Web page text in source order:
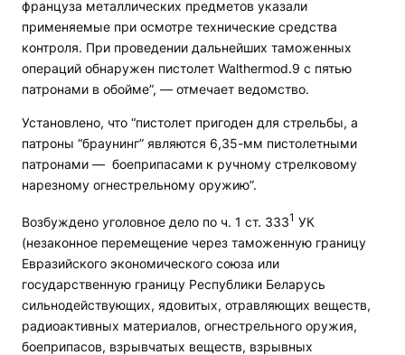
француза металлических предметов указали
применяемые при осмотре технические средства
контроля. При проведении дальнейших таможенных
операций обнаружен пистолет Walthermod.9 с пятью
патронами в обойме”, — отмечает ведомство.
Установлено, что “пистолет пригоден для стрельбы, а
патроны “браунинг” являются 6,35-мм пистолетными
патронами — боеприпасами к ручному стрелковому
нарезному огнестрельному оружию”.
Возбуждено уголовное дело по ч. 1 ст. 3331 УК
(незаконное перемещение через таможенную границу
Евразийского экономического союза или
государственную границу Республики Беларусь
сильнодействующих, ядовитых, отравляющих веществ,
радиоактивных материалов, огнестрельного оружия,
боеприпасов, взрывчатых веществ, взрывных